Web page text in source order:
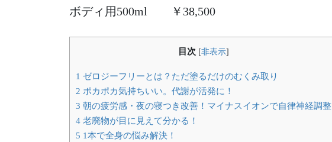
ボディ用500ml ￥38,500
目次 [非表示]
1 ゼロジーフリーとは？ただ塗るだけのむくみ取り
2 ポカポカ気持ちいい。代謝が活発に！
3 朝の疲労感・夜の寝つき改善！マイナスイオンで自律神経調整
4 老廃物が目に見えて分かる！
5 1本で全身の悩み解決！